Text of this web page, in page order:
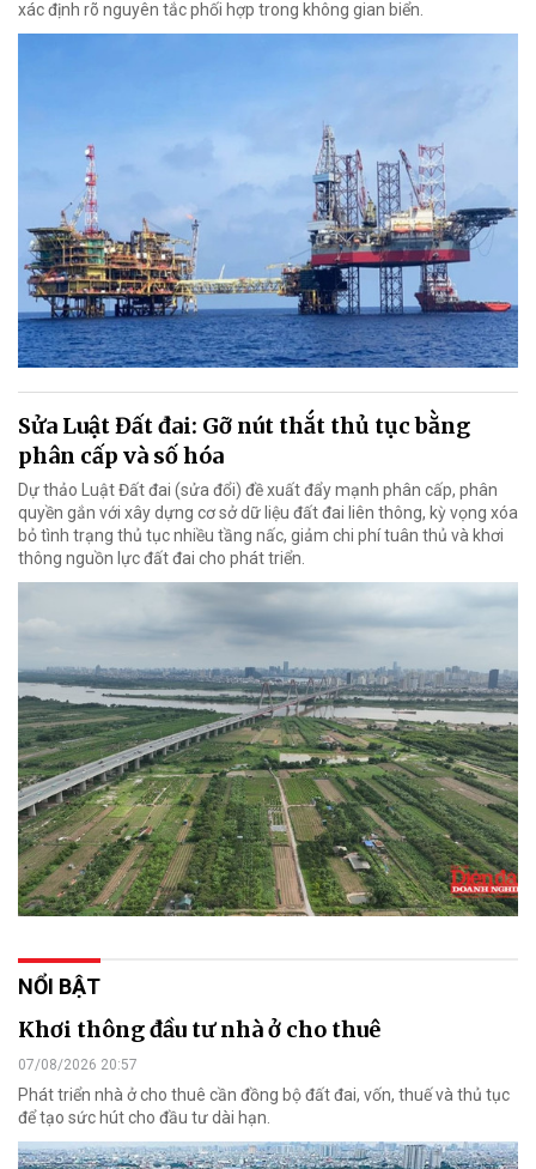
xác định rõ nguyên tắc phối hợp trong không gian biển.
Sửa Luật Đất đai: Gỡ nút thắt thủ tục bằng
phân cấp và số hóa
Dự thảo Luật Đất đai (sửa đổi) đề xuất đẩy mạnh phân cấp, phân
quyền gắn với xây dựng cơ sở dữ liệu đất đai liên thông, kỳ vọng xóa
bỏ tình trạng thủ tục nhiều tầng nấc, giảm chi phí tuân thủ và khơi
thông nguồn lực đất đai cho phát triển.
NỔI BẬT
Khơi thông đầu tư nhà ở cho thuê
07/08/2026 20:57
Phát triển nhà ở cho thuê cần đồng bộ đất đai, vốn, thuế và thủ tục
để tạo sức hút cho đầu tư dài hạn.